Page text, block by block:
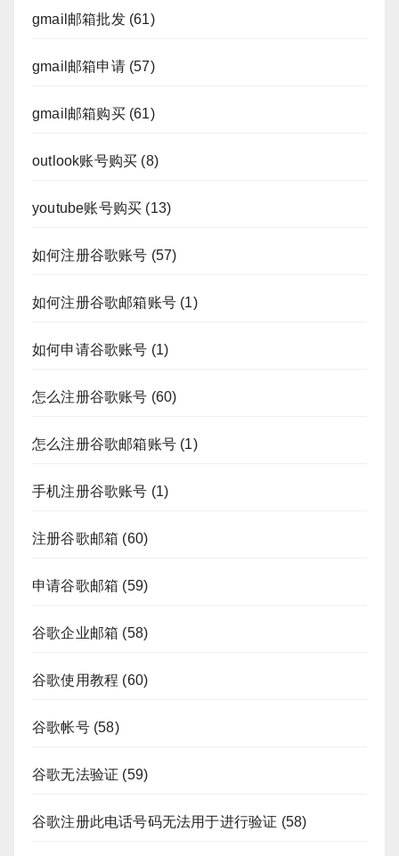
gmail邮箱批发(61)
gmail邮箱申请(57)
gmail邮箱购买(61)
outlook账号购买 (8)
youtube账号购买 (13)
如何注册谷歌账号 (57)
如何注册谷歌邮箱账号 (1)
如何申请谷歌账号 (1)
怎么注册谷歌账号 (60)
怎么注册谷歌邮箱账号 (1)
手机注册谷歌账号 (1)
注册谷歌邮箱 (60)
申请谷歌邮箱 (59)
谷歌企业邮箱 (58)
谷歌使用教程 (60)
谷歌帐号(58)
谷歌无法验证 (59)
谷歌注册此电话号码无法用于进行验证 (58)